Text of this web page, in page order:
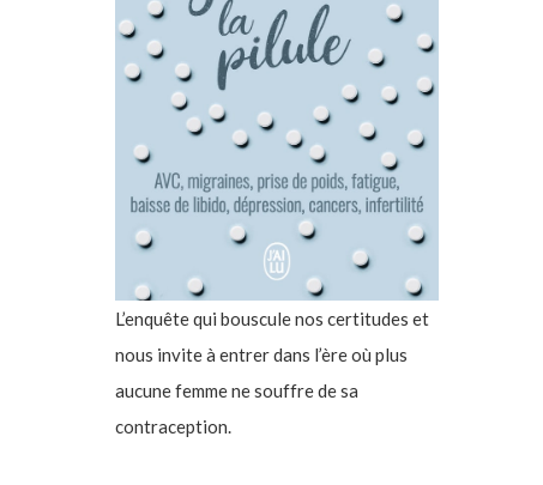
L’enquête qui bouscule nos certitudes et
nous invite à entrer dans l’ère où plus
aucune femme ne souffre de sa
contraception.